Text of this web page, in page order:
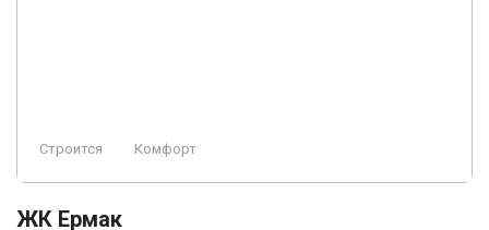
Строится Комфорт
ЖК Ермак